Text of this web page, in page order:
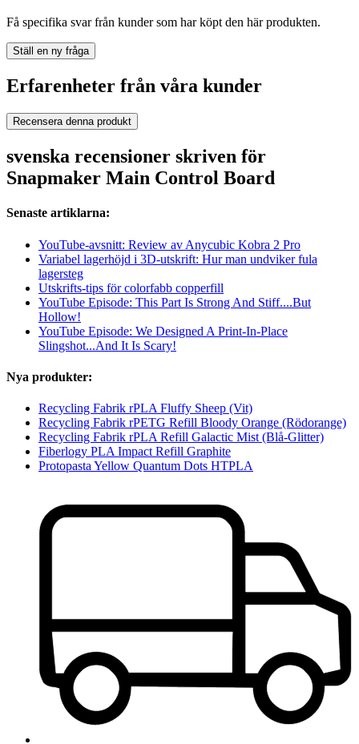
Få specifika svar från kunder som har köpt den här produkten.
Ställ en ny fråga
Erfarenheter från våra kunder
Recensera denna produkt
svenska recensioner skriven för
Snapmaker Main Control Board
Senaste artiklarna:
YouTube-avsnitt: Review av Anycubic Kobra 2 Pro
Variabel lagerhöjd i 3D-utskrift: Hur man undviker fula
lagersteg
Utskrifts-tips för colorfabb copperfill
YouTube Episode: This Part Is Strong And Stiff....But
Hollow!
YouTube Episode: We Designed A Print-In-Place
Slingshot...And It Is Scary!
Nya produkter:
Recycling Fabrik rPLA Fluffy Sheep (Vit)
Recycling Fabrik rPETG Refill Bloody Orange (Rödorange)
Recycling Fabrik rPLA Refill Galactic Mist (Blå-Glitter)
Fiberlogy PLA Impact Refill Graphite
Protopasta Yellow Quantum Dots HTPLA